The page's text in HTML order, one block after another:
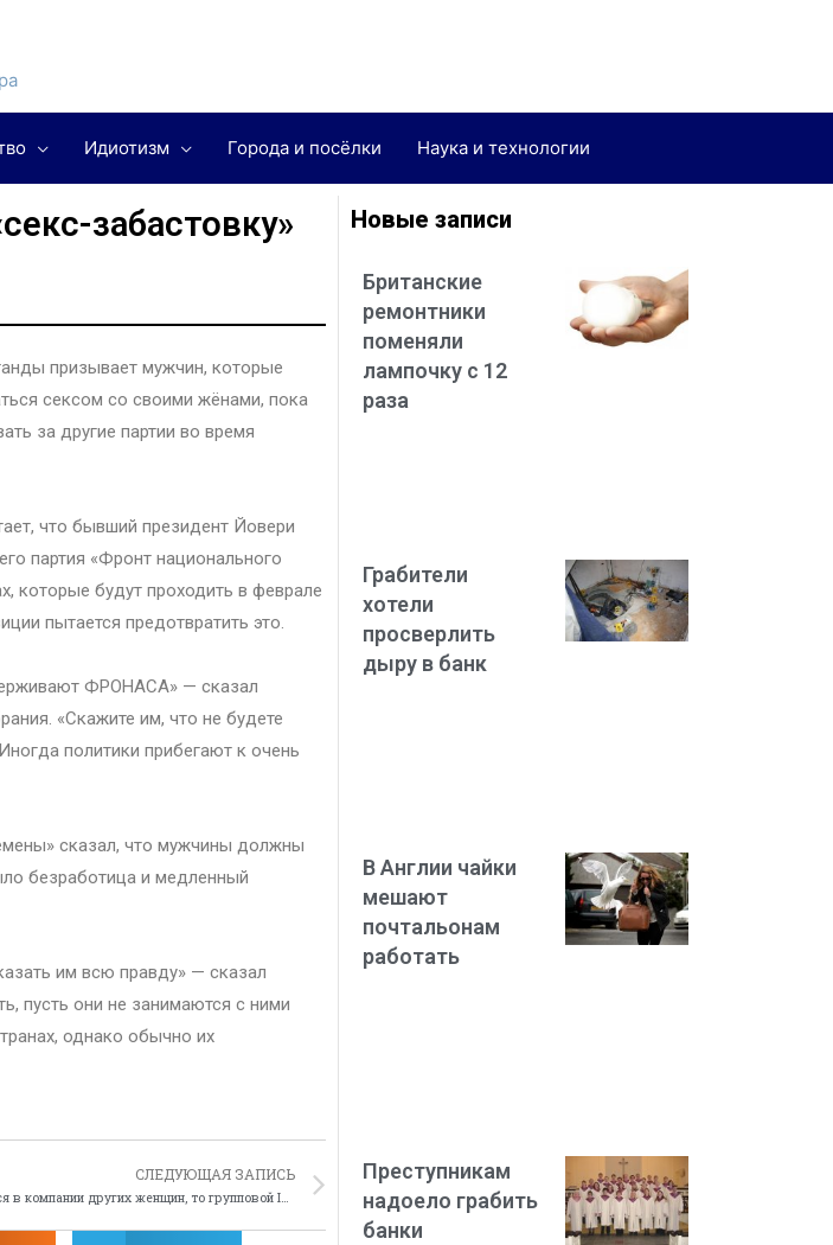
Идиотизм Города и посёлки Наука и технологии
забастовку»
призывает мужчин, которые
сексом со своими жёнами, пока
за другие партии во время
что бывший президент Йовери
партия «Фронт национального
которые будут проходить в феврале
пытается предотвратить это.
ФРОНАСА» — сказал
«Скажите им, что не будете
политики прибегают к очень
сказал, что мужчины должны
безработица и медленный
им всю правду» — сказал
пусть они не занимаются с ними
однако обычно их
СЛЕДУЮЩАЯ ЗАПИСЬ
Если женщина находится в компании других женщин, то групповой IQ повышается
Новые записи
Британские
ремонтники
поменяли
лампочку с 12
раза
Грабители
хотели
просверлить
дыру в банк
В Англии чайки
мешают
почтальонам
работать
Преступникам
надоело грабить
банки